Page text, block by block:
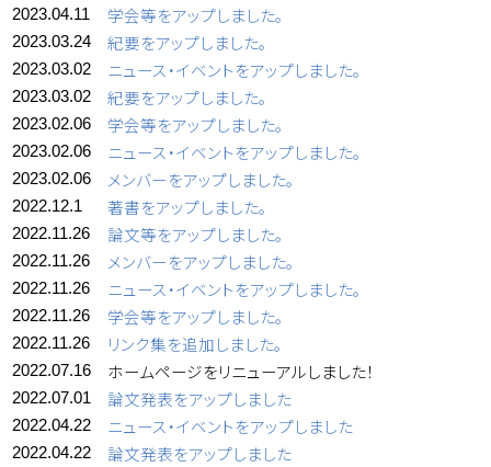
2023.04.11 学会等をアップしました。
2023.03.24 紀要をアップしました。
2023.03.02 ニュース・イベントをアップしました。
2023.03.02 紀要をアップしました。
2023.02.06 学会等をアップしました。
2023.02.06 ニュース・イベントをアップしました。
2023.02.06 メンバーをアップしました。
2022.12.1 著書をアップしました。
2022.11.26 論文等をアップしました。
2022.11.26 メンバーをアップしました。
2022.11.26 ニュース・イベントをアップしました。
2022.11.26 学会等をアップしました。
2022.11.26 リンク集を追加しました。
2022.07.16 ホームページをリニューアルしました！
2022.07.01 論文発表をアップしました
2022.04.22 ニュース・イベントをアップしました
2022.04.22 論文発表をアップしました